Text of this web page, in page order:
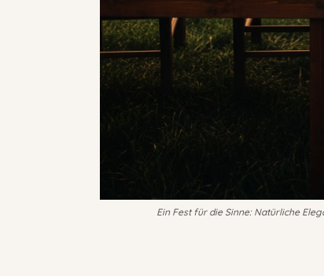
Ein Fest für die Sinne: Natürliche